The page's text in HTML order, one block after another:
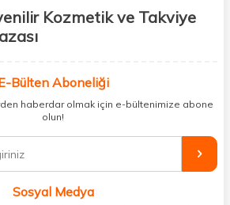
Kozmetik ve Takviye
edici gıda ürünlerini sizlerle
mağaza dolaşmanıza gerek yok;
bir çatı altında topluyor ve kapınıza kadar
sağlık ürünleriyle güzelliğinizi tamamlayabilir,
için güvenilir takviye edici gıdalara
ürünü uygun fiyat ve hızlı kargo avantajıyla
Bülten Aboneliği
haberdar olmak için e-bültenimize abone
olun!
Sosyal Medya